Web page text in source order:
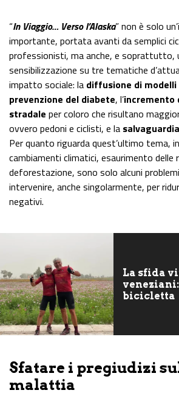
“In Viaggio… Verso l’Alaska” non è solo
importante, portata avanti da semplici
professionisti, ma anche, e soprattutto,
sensibilizzazione su tre tematiche
impatto sociale: la diffusione di
prevenzione del diabete, l’incremento
stradale per coloro che risultano
ovvero pedoni e ciclisti, e la
Per quanto riguarda quest’ultimo tema,
cambiamenti climatici, esaurimento delle
deforestazione, sono solo alcuni
intervenire, anche singolarmente, per
negativi.
La sfida
bicicletta
Sfatare i pregiudizi
malattia